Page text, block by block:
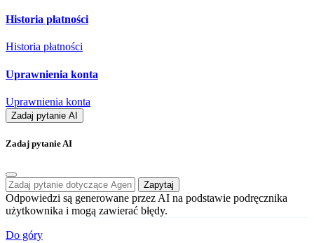
Historia płatności
Historia płatności
Uprawnienia konta
Uprawnienia konta
Zadaj pytanie AI
Zadaj pytanie AI
Zapytaj
Odpowiedzi są generowane przez AI na podstawie podręcznika
użytkownika i mogą zawierać błędy.
Do góry